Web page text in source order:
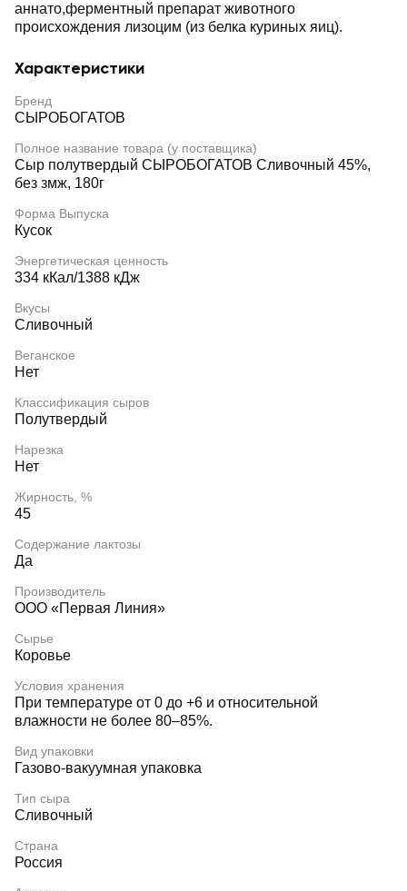
аннато,ферментный препарат животного
происхождения лизоцим (из белка куриных яиц).
Характеристики
Бренд
СЫРОБОГАТОВ
Полное название товара (у поставщика)
Сыр полутвердый СЫРОБОГАТОВ Сливочный 45%,
без змж, 180г
Форма Выпуска
Кусок
Энергетическая ценность
334 кКал/1388 кДж
Вкусы
Сливочный
Веганское
Нет
Классификация сыров
Полутвердый
Нарезка
Нет
Жирность, %
45
Содержание лактозы
Да
Производитель
ООО «Первая Линия»
Сырье
Коровье
Условия хранения
При температуре от 0 до +6 и относительной
влажности не более 80–85%.
Вид упаковки
Газово-вакуумная упаковка
Тип сыра
Сливочный
Страна
Россия